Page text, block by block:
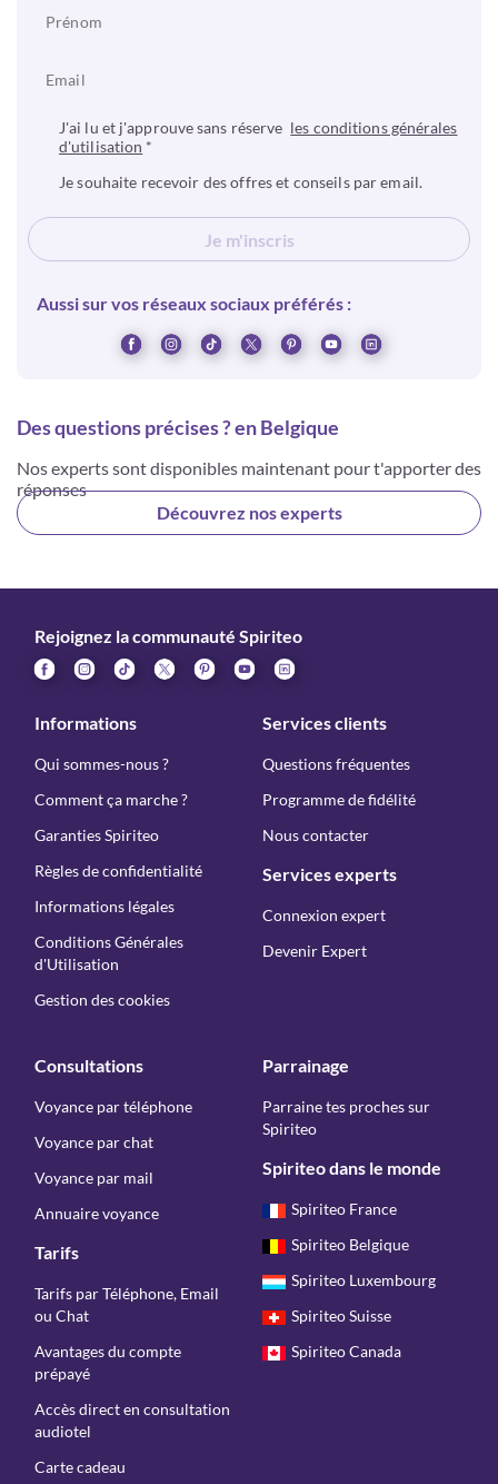
J'ai lu et j'approuve sans réserve les conditions générales
d'utilisation *
Je souhaite recevoir des offres et conseils par email.
Je m'inscris
Aussi sur vos réseaux sociaux préférés :
Des questions précises ? en Belgique
Nos experts sont disponibles maintenant pour t'apporter des
réponses
Découvrez nos experts
Rejoignez la communauté Spiriteo
Informations
Qui sommes-nous ?
Comment ça marche ?
Garanties Spiriteo
Règles de confidentialité
Informations légales
Conditions Générales
d'Utilisation
Gestion des cookies
Services clients
Questions fréquentes
Programme de fidélité
Nous contacter
Services experts
Connexion expert
Devenir Expert
Consultations
Voyance par téléphone
Voyance par chat
Voyance par mail
Annuaire voyance
Tarifs
Tarifs par Téléphone, Email
ou Chat
Avantages du compte
prépayé
Accès direct en consultation
audiotel
Carte cadeau
Parrainage
Parraine tes proches sur
Spiriteo
Spiriteo dans le monde
Spiriteo France
Spiriteo Belgique
Spiriteo Luxembourg
Spiriteo Suisse
Spiriteo Canada